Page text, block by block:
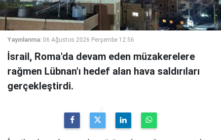
Yayınlanma: 06 Ağustos 2026 Perşembe 12:56
İsrail, Roma'da devam eden müzakerelere
rağmen Lübnan'ı hedef alan hava saldırıları
gerçekleştirdi.